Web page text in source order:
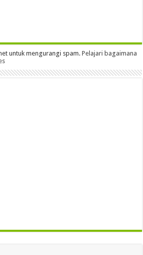
untuk mengurangi spam.Pelajari bagaimana